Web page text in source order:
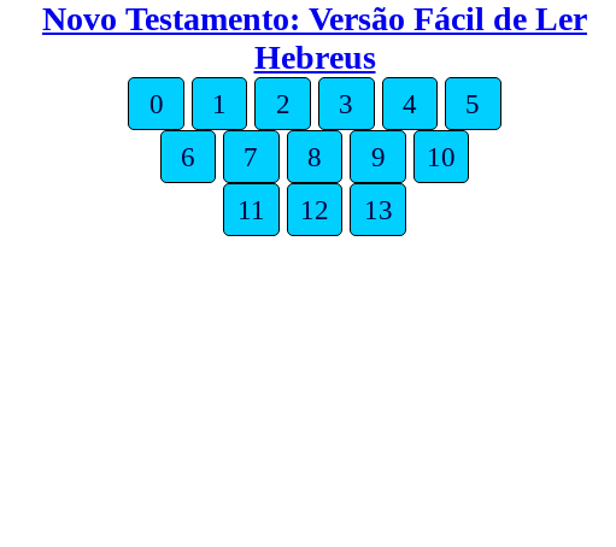
Novo Testamento: Versão Fácil de Ler
Hebreus
0 1 2 3 4
5
6
7 8 9
10
11
12 13